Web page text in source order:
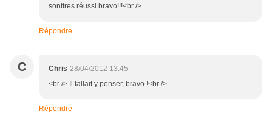
sonttres réussi bravo!!!<br />
Répondre
C Chris 28/04/2012 13:45
<br /> Il fallait y penser, bravo !<br />
Répondre